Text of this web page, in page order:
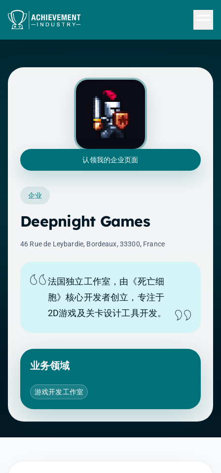
认领我的企业页面
企业
Deepnight Games
46 Rue de Leybardie, Bordeaux, 33300, France
法国独立工作室，由《死亡细
胞》核心开发者创立，专注于
2D游戏及关卡设计工具开发。
业务领域
游戏开发工作室